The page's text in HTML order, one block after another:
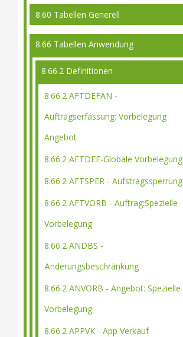
8.60 Tabellen Generell
8.66 Tabellen Anwendung
8.66.2 Definitionen
8.66.2 AFTDEFAN -
Auftragserfassung: Vorbelegung
Angebot
8.66.2 AFTDEF-Globale Vorbelegung
8.66.2 AFTSPER - Aufstragssperrung
8.66.2 AFTVORB - Auftrag:Spezielle
Vorbelegung
8.66.2 ANDBS -
Änderungsbeschränkung
8.66.2 ANVORB - Angebot: Spezielle
Vorbelegung
8.66.2 APPVK - App Verkauf